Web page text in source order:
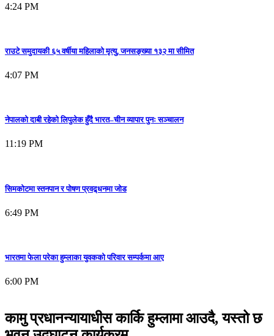
4:24 PM
राउटे समुदायकी ६५ वर्षीया महिलाको मृत्यु, जनसङ्ख्या १३२ मा सीमित
4:07 PM
नेपालको दाबी रहेको लिपुलेक हुँदै भारत–चीन व्यापार पुनः सञ्चालन
11:19 PM
सिमकोटमा स्तनपान र पोषण प्रवद्र्धनमा जोड
6:49 PM
भारतमा फेला परेका हुम्लाका युवकको परिवार सम्पर्कमा आए
6:00 PM
कामु प्रधानन्यायाधीस कार्कि हुम्लामा आउदै, यस्तो छ